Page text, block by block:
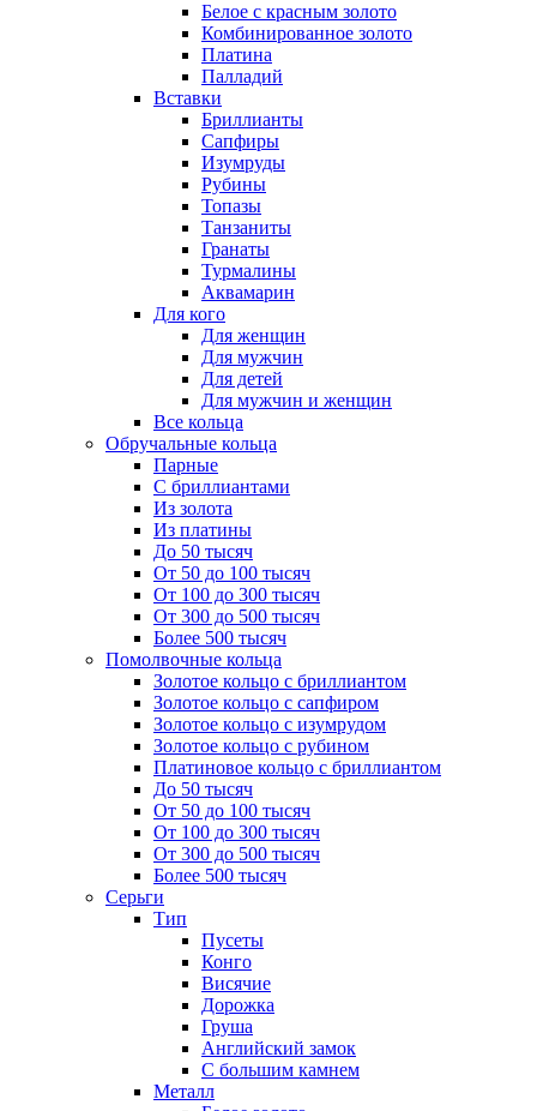
Белое с красным золото
Комбинированное золото
Платина
Палладий
Вставки
Бриллианты
Сапфиры
Изумруды
Рубины
Топазы
Танзаниты
Гранаты
Турмалины
Аквамарин
Для кого
Для женщин
Для мужчин
Для детей
Для мужчин и женщин
Все кольца
Обручальные кольца
Парные
С бриллиантами
Из золота
Из платины
До 50 тысяч
От 50 до 100 тысяч
От 100 до 300 тысяч
От 300 до 500 тысяч
Более 500 тысяч
Помолвочные кольца
Золотое кольцо с бриллиантом
Золотое кольцо с сапфиром
Золотое кольцо с изумрудом
Золотое кольцо с рубином
Платиновое кольцо с бриллиантом
До 50 тысяч
От 50 до 100 тысяч
От 100 до 300 тысяч
От 300 до 500 тысяч
Более 500 тысяч
Серьги
Тип
Пусеты
Конго
Висячие
Дорожка
Груша
Английский замок
С большим камнем
Металл